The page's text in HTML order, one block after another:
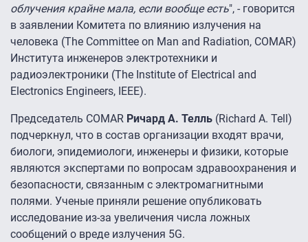
облучения крайне мала, если вообще есть", - говорится
в заявлении Комитета по влиянию излучения на
человека (The Committee on Man and Radiation, COMAR)
Института инженеров электротехники и
радиоэлектроники (The Institute of Electrical and
Electronics Engineers, IEEE).
Председатель COMAR Ричард А. Телль (Richard A. Tell)
подчеркнул, что в состав организации входят врачи,
биологи, эпидемиологи, инженеры и физики, которые
являются экспертами по вопросам здравоохранения и
безопасности, связанным с электромагнитными
полями. Ученые приняли решение опубликовать
исследование из-за увеличения числа ложных
сообщений о вреде излучения 5G.